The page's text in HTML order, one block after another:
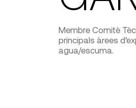
Membre Comitè
principals àrees
agua/escuma.